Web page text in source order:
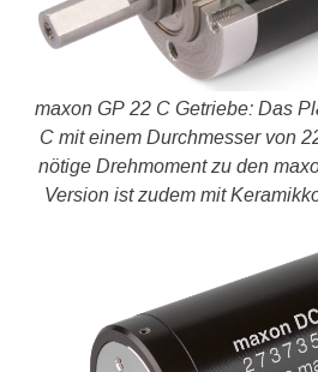
maxon GP 22 C Getriebe: Das
C mit einem Durchmesser von 22 Millimeter bringt das
nötige Drehmoment zu den
Version ist